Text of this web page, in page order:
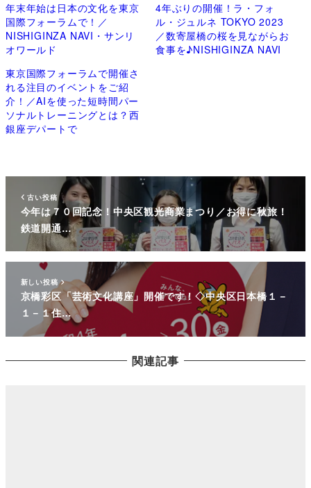
年末年始は日本の文化を東京
国際フォーラムで！／
NISHIGINZA NAVI・サンリ
オワールド
4年ぶりの開催！ラ・フォ
ル・ジュルネ TOKYO 2023
／数寄屋橋の桜を見ながらお
食事を♪NISHIGINZA NAVI
東京国際フォーラムで開催さ
れる注目のイベントをご紹
介！／AIを使った短時間パー
ソナルトレーニングとは？西
銀座デパートで
古い投稿
今年は７０回記念！中央区観光商業まつり／お得に秋旅！
鉄道開通…
新しい投稿
京橋彩区「芸術文化講座」開催です！◇中央区日本橋１－
１－１住…
関連記事